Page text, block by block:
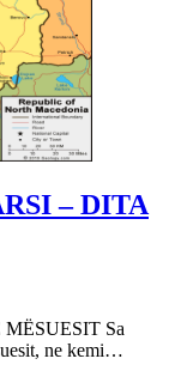
– DITA
Sa
ne kemi…